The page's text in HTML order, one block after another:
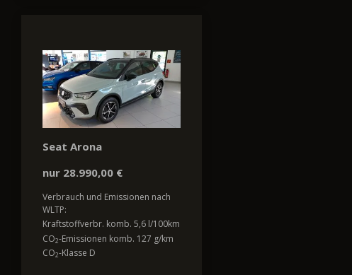
Seat Arona
nur 28.990,00 €
Verbrauch und Emissionen nach
WLTP:
Kraftstoffverbr. komb. 5,6 l/100km
CO2-Emissionen komb. 127 g/km
CO2-Klasse D